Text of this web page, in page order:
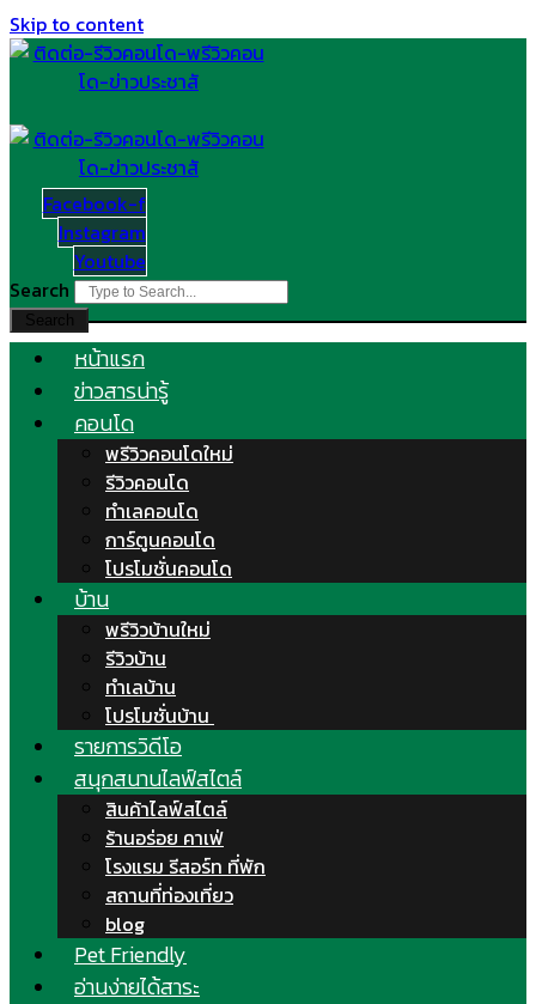
Skip to content
Facebook-f
Instagram
Youtube
Search
Search
หน้าแรก
ข่าวสารน่ารู้
คอนโด
พรีวิวคอนโดใหม่
รีวิวคอนโด
ทำเลคอนโด
การ์ตูนคอนโด
โปรโมชั่นคอนโด
บ้าน
พรีวิวบ้านใหม่
รีวิวบ้าน
ทำเลบ้าน
โปรโมชั่นบ้าน
รายการวิดีโอ
สนุกสนานไลฟ์สไตล์
สินค้าไลฟ์สไตล์
ร้านอร่อย คาเฟ่
โรงแรม รีสอร์ท ที่พัก
สถานที่ท่องเที่ยว
blog
Pet Friendly
อ่านง่ายได้สาระ